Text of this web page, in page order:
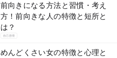
前向きになる方法と習慣・考え
方！前向きな人の特徴と短所と
は？
自己啓発
めんどくさい女の特徴と心理と